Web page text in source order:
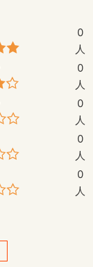
0
人
0
人
0
人
0
人
0
人